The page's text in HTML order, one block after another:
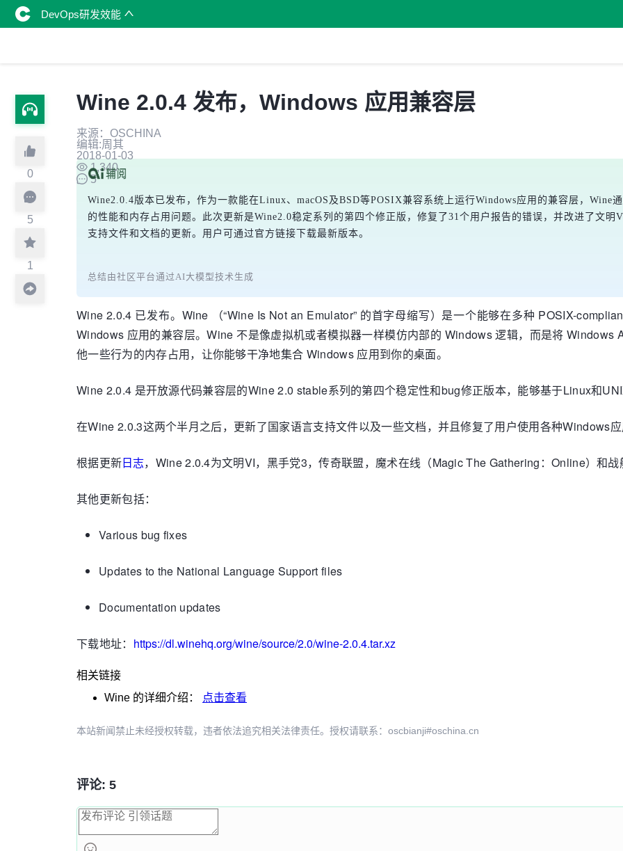
DevOps研发效能
0
5
1
Wine 2.0.4 发布，Windows 应用兼容层
来源：OSCHINA
编辑:周其
2018-01-03
1,340
5
Wine2.0.4版本已发布，作为一款能在Linux、macOS及BSD等POSIX兼容系统上运行Windows应用的兼容层，Wine
的性能和内存占用问题。此次更新是Wine2.0稳定系列的第四个修正版，修复了31个用户报告的错误，并改进了文
支持文件和文档的更新。用户可通过官方链接下载最新版本。
总结由社区平台通过AI大模型技术生成
Wine 2.0.4 已发布。Wine （“Wine Is Not an Emulator” 的首字母缩写）是一个能够在多种 POSIX-
Windows 应用的兼容层。Wine 不是像虚拟机或者模拟器一样模仿内部的 Windows 逻辑，而是将 Windows
他一些行为的内存占用，让你能够干净地集合 Windows 应用到你的桌面。
Wine 2.0.4 是开放源代码兼容层的Wine 2.0 stable系列的第四个稳定性和bug修正版本，能够基于Linux和
在Wine 2.0.3这两个半月之后，更新了国家语言支持文件以及一些文档，并且修复了用户使用各种Windows应
根据更新日志，Wine 2.0.4为文明VI，黑手党3，传奇联盟，魔术在线（Magic The Gathering：Online）和战
其他更新包括：
Various bug fixes
Updates to the National Language Support files
Documentation updates
下载地址： https://dl.winehq.org/wine/source/2.0/wine-2.0.4.tar.xz
相关链接
Wine 的详细介绍： 点击查看
本站新闻禁止未经授权转载，违者依法追究相关法律责任。授权请联系：oscbianji#oschina.cn
评论: 5